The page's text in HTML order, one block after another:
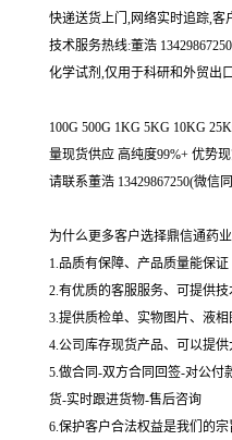
快递送货上门,网络实时追踪,客
技术服务热线:董浩
化学试剂,仅用于科研和外贸出
100G 500G 1KG 5KG 10KG
量现货供应 高纯度99%+ 优势
请联系董浩 13429867250(微信
为什么更多客户选择鼎信通药
1.品质有保障、产品质量能保证
2.有优质的客服服务、可提供技
3.提供质检单、实物图片、液
4.公司库存现货产品、可以提
5.做合同-双方合同回签-对公付
货-实时跟进货物-售后咨询
6.保护客户合法权益是我们的